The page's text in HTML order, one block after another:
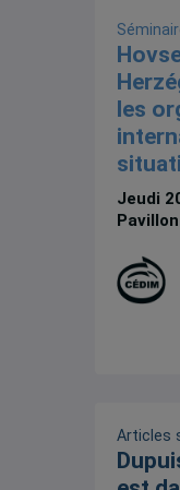
les
Jeudi
Articles